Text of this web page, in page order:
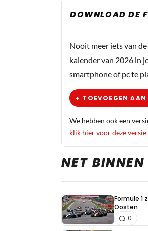
DOWNLOAD DE
Nooit meer iets van
kalender van 2026 in
smartphone of pc te
+ TOEVOEGEN
We hebben ook een
klik hier voor deze
NET BINNEN
Formule 1
Oosten
0